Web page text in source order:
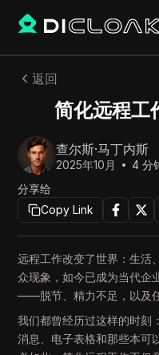
返回
简化远程工
查尔斯·马丁内斯
2025年10月 4 分
分享给
Copy Link
远程工作改变了世界：生活
众现象，如今已成为当代企
——脱节、精力不足，以及
我们都曾经历过这样的时刻
消息、电子表格和那些本可